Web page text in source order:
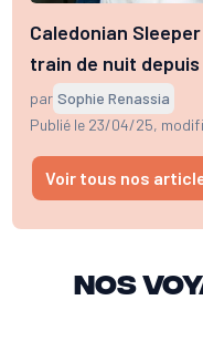
Caledonian
train de nuit
par Sophie Renassia
Publié le 23/04/25,
Voir tous nos
Nos